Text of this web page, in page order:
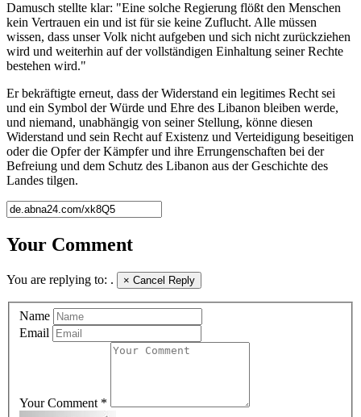
Damusch stellte klar: "Eine solche Regierung flößt den Menschen
kein Vertrauen ein und ist für sie keine Zuflucht. Alle müssen
wissen, dass unser Volk nicht aufgeben und sich nicht zurückziehen
wird und weiterhin auf der vollständigen Einhaltung seiner Rechte
bestehen wird."
Er bekräftigte erneut, dass der Widerstand ein legitimes Recht sei
und ein Symbol der Würde und Ehre des Libanon bleiben werde,
und niemand, unabhängig von seiner Stellung, könne diesen
Widerstand und sein Recht auf Existenz und Verteidigung beseitigen
oder die Opfer der Kämpfer und ihre Errungenschaften bei der
Befreiung und dem Schutz des Libanon aus der Geschichte des
Landes tilgen.
Your Comment
You are replying to: . × Cancel Reply
Name
Email
Your Comment *